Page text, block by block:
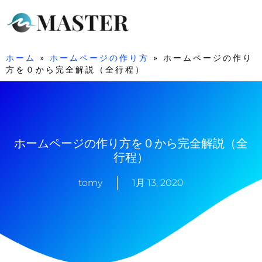
ホーム » ホームページの作り方 » ホームページの作り
方を０から完全解説（全行程）
ホームページの作り方を０から完全解説（全
行程）
tomy 1月 13, 2020